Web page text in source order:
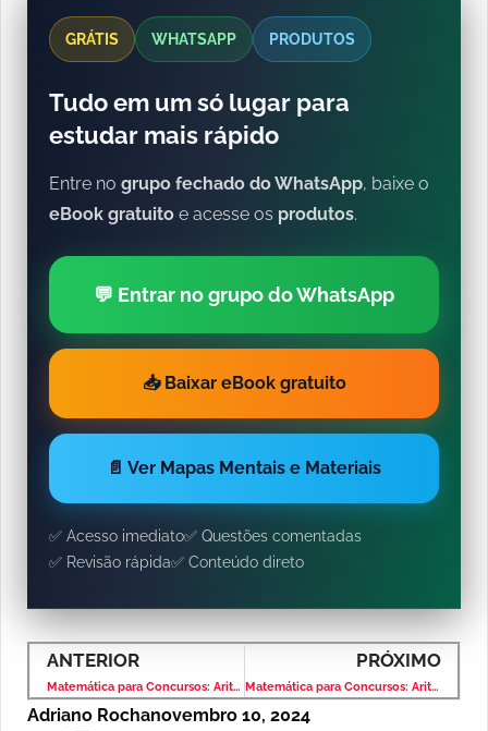
GRÁTIS WHATSAPP PRODUTOS
Tudo em um só lugar para
estudar mais rápido
Entre no grupo fechado do WhatsApp, baixe o
eBook gratuito e acesse os produtos.
💬 Entrar no grupo do WhatsApp
📥 Baixar eBook gratuito
📄 Ver Mapas Mentais e Materiais
✅ Acesso imediato✅ Questões comentadas
✅ Revisão rápida✅ Conteúdo direto
ANTERIOR
Matemática para Concursos: Aritmética e Problemas – Banca IBFC – Nível Fundamental
PRÓXIMO
Matemática para Concursos: Aritmética e Problemas – Banca IBFC – Nível Fundamental
Adriano Rochanovembro 10, 2024